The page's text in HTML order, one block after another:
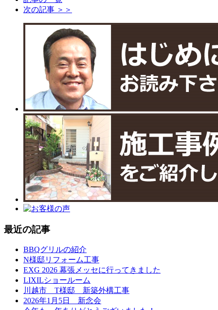
次の記事 ＞＞
最近の記事
BBQグリルの紹介
N様邸リフォーム工事
EXG 2026 幕張メッセに行ってきました
LIXILショールーム
川越市 T様邸 新築外構工事
2026年1月5日 新念会